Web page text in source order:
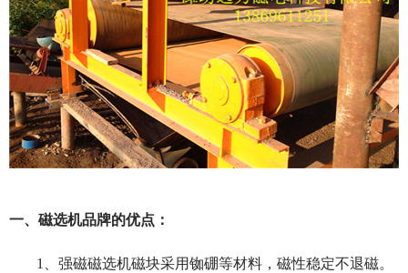
一、磁选机品牌的优点：
1、强磁磁选机磁块采用铷硼等材料，磁性稳定不退磁。